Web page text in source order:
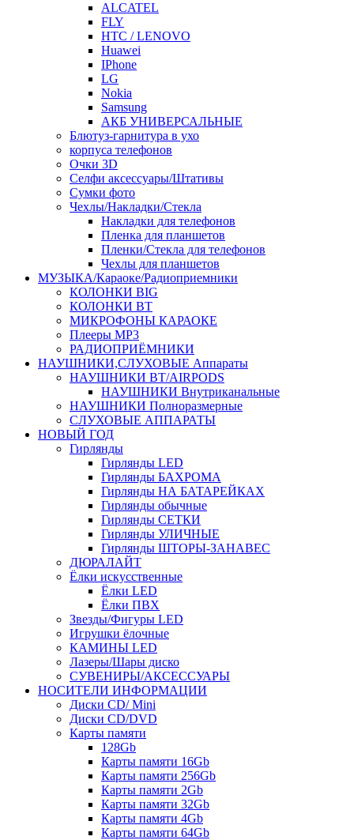
ALCATEL
FLY
HTC / LENOVO
Huawei
IPhone
LG
Nokia
Samsung
АКБ УНИВЕРСАЛЬНЫЕ
Блютуз-гарнитура в ухо
корпуса телефонов
Очки 3D
Селфи аксессуары/Штативы
Сумки фото
Чехлы/Накладки/Стекла
Накладки для телефонов
Пленка для планшетов
Пленки/Стекла для телефонов
Чехлы для планшетов
МУЗЫКА/Караоке/Радиоприемники
КОЛОНКИ BIG
КОЛОНКИ BT
МИКРОФОНЫ КАРАОКЕ
Плееры MP3
РАДИОПРИЁМНИКИ
НАУШНИКИ,СЛУХОВЫЕ Аппараты
НАУШНИКИ BT/AIRPODS
НАУШНИКИ Внутриканальные
НАУШНИКИ Полноразмерные
СЛУХОВЫЕ АППАРАТЫ
НОВЫЙ ГОД
Гирлянды
Гирлянды LED
Гирлянды БАХРОМА
Гирлянды НА БАТАРЕЙКАХ
Гирлянды обычные
Гирлянды СЕТКИ
Гирлянды УЛИЧНЫЕ
Гирлянды ШТОРЫ-ЗАНАВЕС
ДЮРАЛАЙТ
Ёлки искусственные
Ёлки LED
Ёлки ПВХ
Звезды/Фигуры LED
Игрушки ёлочные
КАМИНЫ LED
Лазеры/Шары диско
СУВЕНИРЫ/АКСЕССУАРЫ
НОСИТЕЛИ ИНФОРМАЦИИ
Диски CD/ Mini
Диски CD/DVD
Карты памяти
128Gb
Карты памяти 16Gb
Карты памяти 256Gb
Карты памяти 2Gb
Карты памяти 32Gb
Карты памяти 4Gb
Карты памяти 64Gb